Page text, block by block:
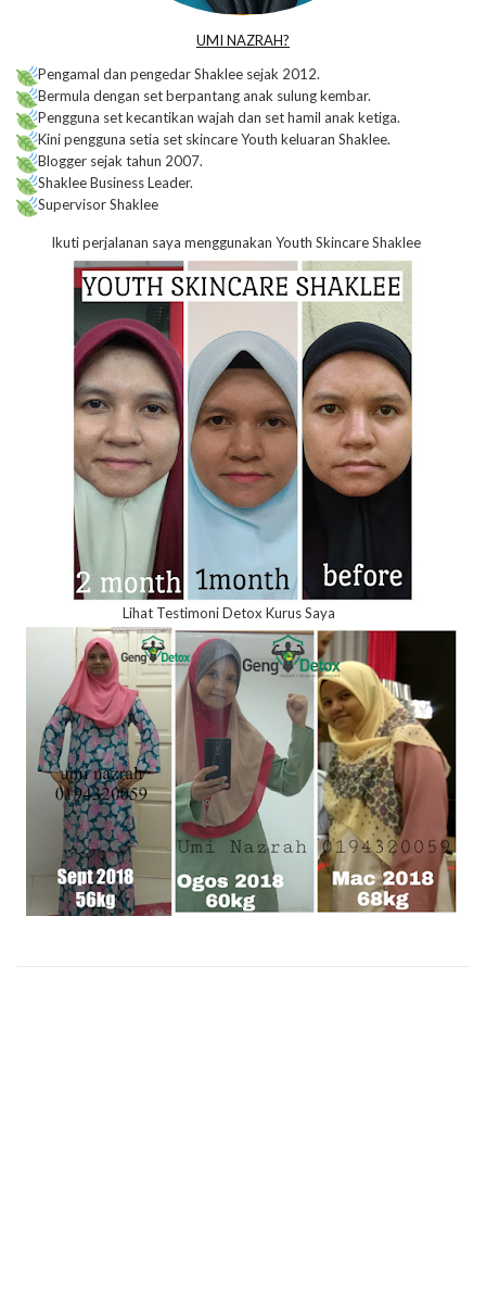
UMI NAZRAH?
Pengamal dan pengedar Shaklee sejak 2012.
Bermula dengan set berpantang anak sulung kembar.
Pengguna set kecantikan wajah dan set hamil anak ketiga.
Kini pengguna setia set skincare Youth keluaran Shaklee.
Blogger sejak tahun 2007.
Shaklee Business Leader.
Supervisor Shaklee
Ikuti perjalanan saya menggunakan Youth Skincare Shaklee
Lihat Testimoni Detox Kurus Saya